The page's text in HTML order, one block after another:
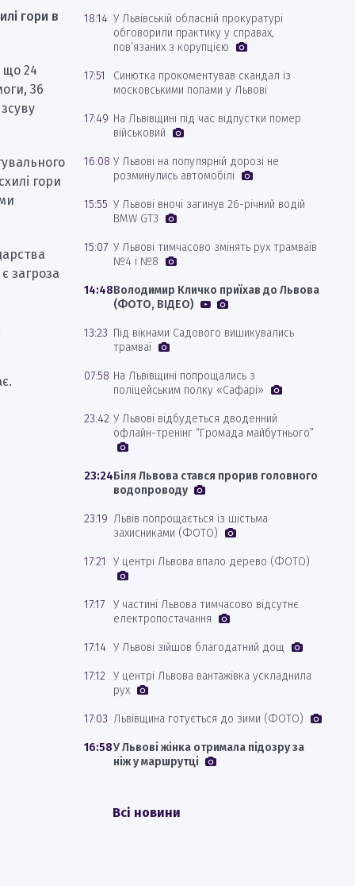
гори в
що 24
36
гори
загроза
18:14 У Львівській обласній прокуратурі
обговорили практику у справах,
пов’язаних з корупцією
17:51
Синютка прокоментував скандал із
московськими попами у Львові
17:49 На Львівщині під час відпустки помер
військовий
16:08 У Львові на популярній дорозі не
розминулись автомобілі
15:55 У Львові вночі загинув 26-річний водій
BMW GT3
15:07 У Львові тимчасово змінять рух трамваїв
№4 і №8
14:48Володимир Кличко приїхав до Львова
(ФОТО, ВІДЕО)
13:23 Під вікнами Садового вишикувались
трамваї
07:58 На Львівщині попрощались з
поліцейським полку «Сафарі»
23:42 У Львові відбудеться дводенний
офлайн-тренінг “Громада майбутнього”
23:24Біля Львова стався прорив головного
водопроводу
23:19 Львів попрощається із шістьма
захисниками (ФОТО)
17:21 У центрі Львова впало дерево (ФОТО)
17:17
У частині Львова тимчасово відсутнє
електропостачання
17:14 У Львові зійшов благодатний дощ
17:12 У центрі Львова вантажівка ускладнила
рух
17:03 Львівщина готується до зими (ФОТО)
16:58У Львові жінка отримала підозру за
ніж у маршрутці
Всі новини